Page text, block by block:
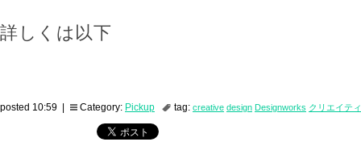
詳しくは以下
posted 10:59 | Category: Pickup tag: creative design Designworks クリエイテ